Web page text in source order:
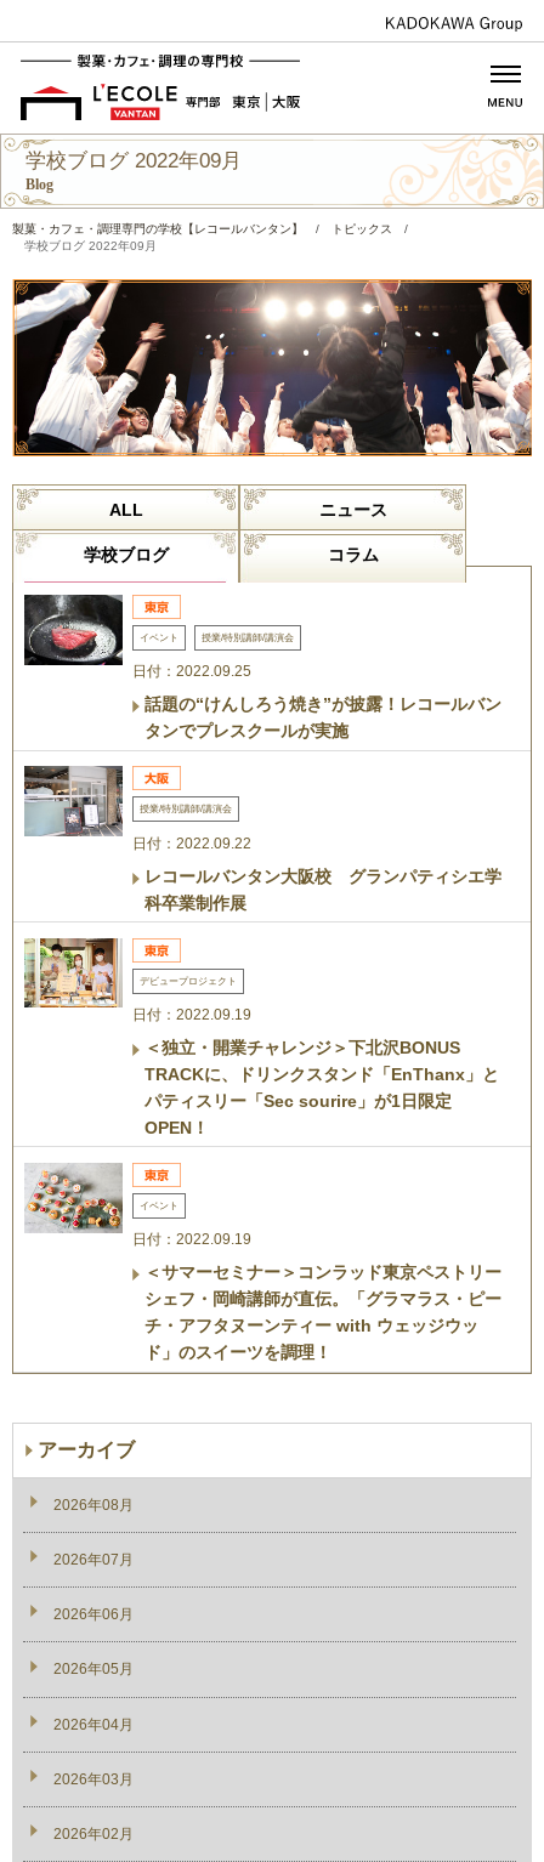
学校ブログ 2022年09月
Blog
製菓・カフェ・調理専門の学校【レコールバンタン】 / トピックス
/
学校ブログ 2022年09月
ALL ニュース
学校ブログ コラム
イベント 授業/特別講師/講演会
日付：2022.09.25
話題の“けんしろう焼き”が披露！レコールバン
タンでプレスクールが実施
授業/特別講師/講演会
日付：2022.09.22
レコールバンタン大阪校 グランパティシエ学
科卒業制作展
デビュープロジェクト
日付：2022.09.19
＜独立・開業チャレンジ＞下北沢BONUS
TRACKに、ドリンクスタンド「EnThanx」と
パティスリー「Sec sourire」が1日限定
OPEN！
イベント
日付：2022.09.19
＜サマーセミナー＞コンラッド東京ペストリー
シェフ・岡崎講師が直伝。「グラマラス・ピー
チ・アフタヌーンティー with ウェッジウッ
ド」のスイーツを調理！
アーカイブ
2026年08月
2026年07月
2026年06月
2026年05月
2026年04月
2026年03月
2026年02月